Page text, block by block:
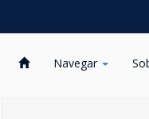
Navegar